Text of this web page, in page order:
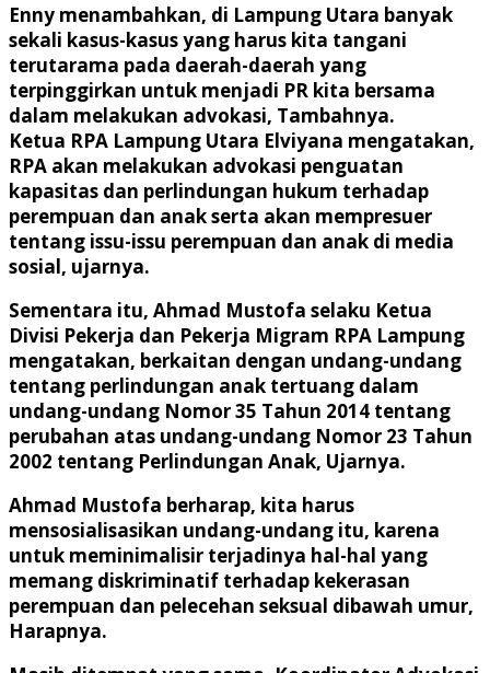
Enny menambahkan, di Lampung Utara banyak
sekali kasus-kasus yang harus kita tangani
terutarama pada daerah-daerah yang
terpinggirkan untuk menjadi PR kita bersama
dalam melakukan advokasi, Tambahnya.
Ketua RPA Lampung Utara Elviyana mengatakan,
RPA akan melakukan advokasi penguatan
kapasitas dan perlindungan hukum terhadap
perempuan dan anak serta akan mempresuer
tentang issu-issu perempuan dan anak di media
sosial, ujarnya.
Sementara itu, Ahmad Mustofa selaku Ketua
Divisi Pekerja dan Pekerja Migram RPA Lampung
mengatakan, berkaitan dengan undang-undang
tentang perlindungan anak tertuang dalam
undang-undang Nomor 35 Tahun 2014 tentang
perubahan atas undang-undang Nomor 23 Tahun
2002 tentang Perlindungan Anak, Ujarnya.
Ahmad Mustofa berharap, kita harus
mensosialisasikan undang-undang itu, karena
untuk meminimalisir terjadinya hal-hal yang
memang diskriminatif terhadap kekerasan
perempuan dan pelecehan seksual dibawah umur,
Harapnya.